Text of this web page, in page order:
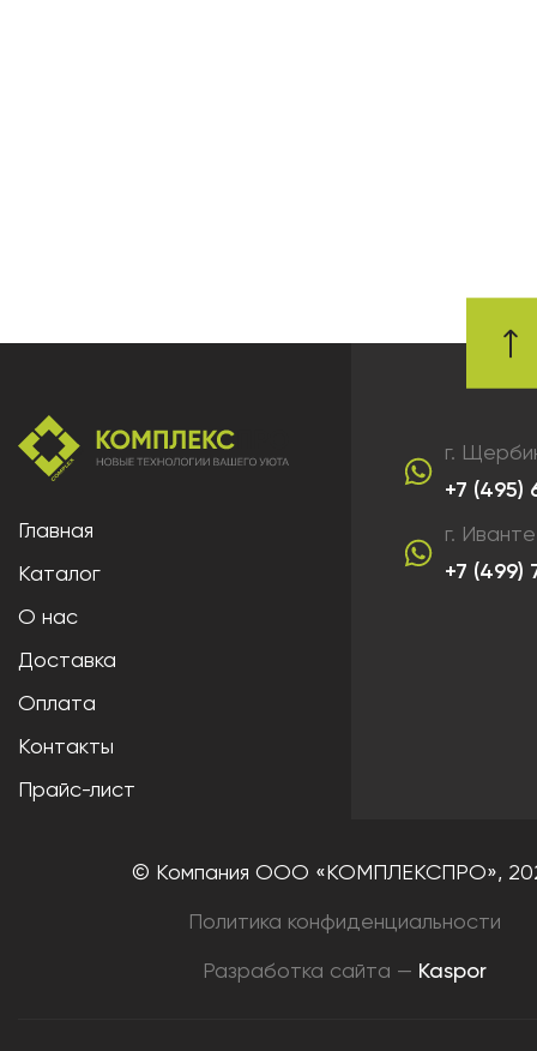
Главная
Каталог
О нас
Доставка
Оплата
Контакты
Прайс-лист
г.
+7 (495)
г.
+7 (499)
© Компания ООО «КОМПЛЕКСПРО»,
Политика конфиденциальности
Разработка сайта — Kaspor